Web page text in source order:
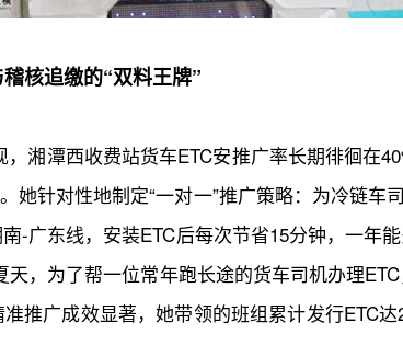
核追缴的“双料王牌”
湘潭西收费站货车ETC安推广率长期徘徊在
针对性地制定“一对一”推广策略：为冷链车
-广东线，安装ETC后每次节省15分钟，一年
，为了帮一位常年跑长途的货车司机办理
广成效显著，她带领的班组累计发行ETC达